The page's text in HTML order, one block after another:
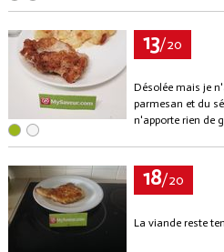
13/20
Désolée mais je
parmesan et du
n'apporte rien de
18/20
La viande reste